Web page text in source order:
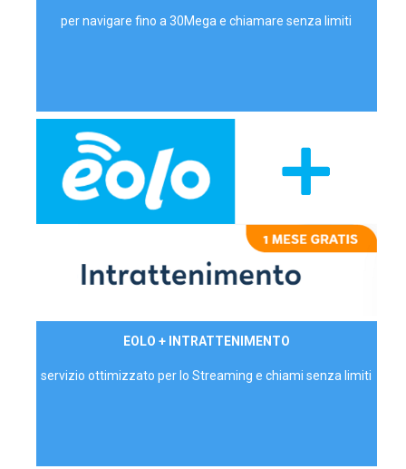
per navigare fino a 30Mega e chiamare senza limiti
EOLO + INTRATTENIMENTO
servizio ottimizzato per lo Streaming e chiami senza limiti